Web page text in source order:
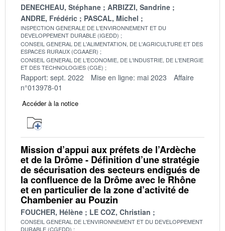
DENECHEAU, Stéphane
ARBIZZI, Sandrine
ANDRE, Frédéric
PASCAL, Michel
INSPECTION GENERALE DE L'ENVIRONNEMENT ET DU
DEVELOPPEMENT DURABLE (IGEDD)
CONSEIL GENERAL DE L'ALIMENTATION, DE L'AGRICULTURE ET DES
ESPACES RURAUX (CGAAER)
CONSEIL GENERAL DE L'ECONOMIE, DE L'INDUSTRIE, DE L'ENERGIE
ET DES TECHNOLOGIES (CGE)
Rapport: sept. 2022 Mise en ligne: mai 2023
Affaire
n°013978-01
Accéder à la notice
Mission d’appui aux préfets de l’Ardèche
et de la Drôme - Définition d’une stratégie
de sécurisation des secteurs endigués de
la confluence de la Drôme avec le Rhône
et en particulier de la zone d’activité de
Chambenier au Pouzin
FOUCHER, Hélène LE COZ, Christian
CONSEIL GENERAL DE L'ENVIRONNEMENT ET DU DEVELOPPEMENT
DURABLE (CGEDD)